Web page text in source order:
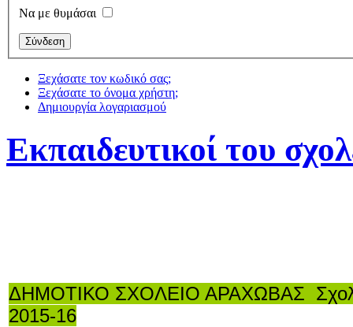
Να με θυμάσαι
Ξεχάσατε τον κωδικό σας;
Ξεχάσατε το όνομα χρήστη;
Δημιουργία λογαριασμού
Εκπαιδευτικοί του
ΔΗΜΟΤΙΚΟ ΣΧΟΛΕΙΟ ΑΡΑΧΩΒΑΣ
2015-16